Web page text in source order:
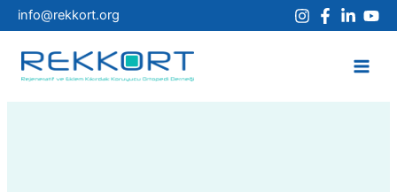
İçeriğe
atla
info@rekkort.org